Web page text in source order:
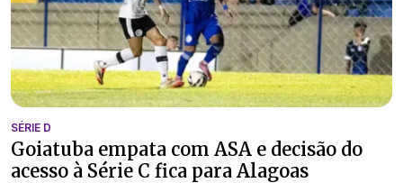
SÉRIE D
Goiatuba empata com ASA e decisão do
acesso à Série C fica para Alagoas